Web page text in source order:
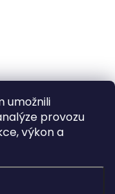
umožnili
provozu
výkon a